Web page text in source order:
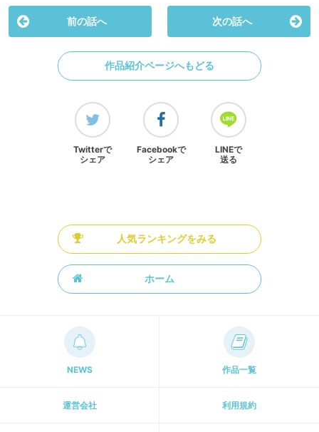
前の話へ 次の話へ
作品紹介ページへもどる
Twitterで
シェア
Facebookで
シェア
LINEで
送る
人気ランキングをみる
ホーム
NEWS 作品一覧
運営会社 利用規約